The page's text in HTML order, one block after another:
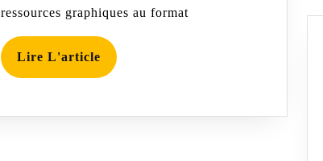
ressources graphiques au format
Lire L'article Lire
L'article